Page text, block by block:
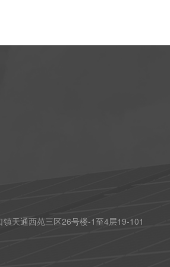
天通西苑三区26号楼-1至4层19-101